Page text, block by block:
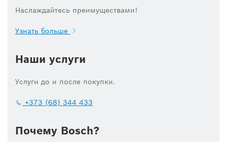
Наслаждайтесь преимуществами!
Узнать больше
Наши услуги
Услуги до и после покупки.
+373 (68) 344 433
Почему Bosch?